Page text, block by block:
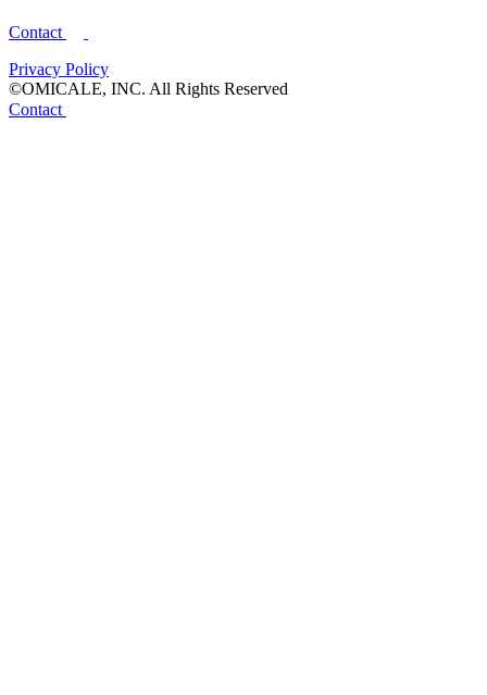
Contact
Privacy Policy
©OMICALE, INC. All Rights Reserved
Contact